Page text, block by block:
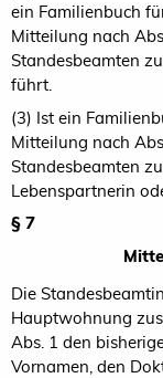
ein Familienbuch
Mitteilung nach
Standesbeamten
führt.
(3) Ist ein
Mitteilung nach
Standesbeamten
Lebenspartnerin
§ 7
Die
Hauptwohnung
Abs. 1 den
Vornamen, den